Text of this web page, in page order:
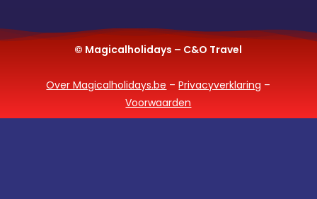
© Magicalholidays – C&O Travel
Over Magicalholidays.be –Privacyverklaring –
Voorwaarden